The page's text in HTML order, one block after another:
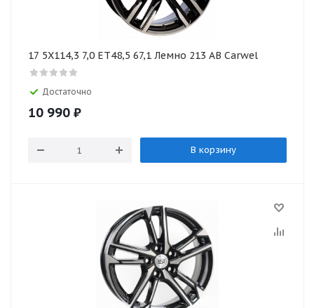
17 5X114,3 7,0 ET48,5 67,1 Лемно 213 AB Carwel
Достаточно
10 990 ₽
В корзину